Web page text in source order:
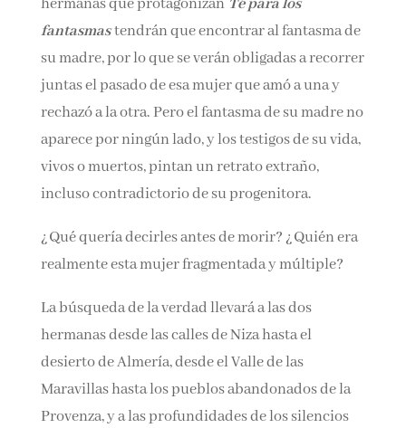
hermanas que protagonizan Té para los
fantasmastendrán que encontrar al fantasma de
su madre, por lo que se verán obligadas a recorrer
juntas el pasado de esa mujer que amó a una y
rechazó a la otra. Pero el fantasma de su madre no
aparece por ningún lado, y los testigos de su vida,
vivos o muertos, pintan un retrato extraño,
incluso contradictorio de su progenitora.
¿Qué quería decirles antes de morir? ¿Quién era
realmente esta mujer fragmentada y múltiple?
La búsqueda de la verdad llevará a las dos
hermanas desde las calles de Niza hasta el
desierto de Almería, desde el Valle de las
Maravillas hasta los pueblos abandonados de la
Provenza, y a las profundidades de los silencios